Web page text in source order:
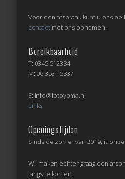
Voor een afspraak kunt u ons
contact met ons opnemen.
Bereikbaarheid
T: 0345 512384
M: 06 3531 5837
E: info@fotoypma.nl
Links
Openingstijden
Sinds de zomer van 2019, is
Wij maken echter graag een
langs te komen.